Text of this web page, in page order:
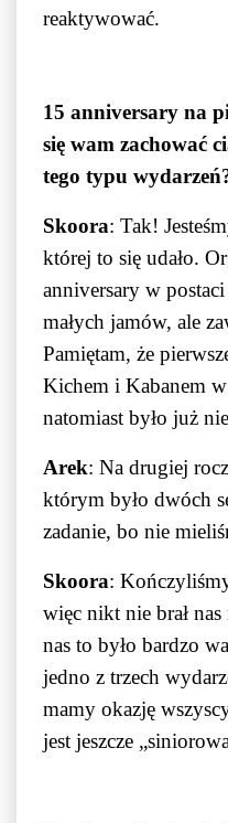
reaktywować.
15 anniversary na
się wam zachować
tego typu
Skoora: Tak!
której to się udało.
anniversary w
małych jamów, ale
Pamiętam, że
Kichem i Kabanem
natomiast było już
Arek: Na drugiej
którym było dwóch
zadanie, bo nie
Skoora:
więc nikt nie brał
nas to było bardzo
jedno z trzech
mamy okazję
jest jeszcze